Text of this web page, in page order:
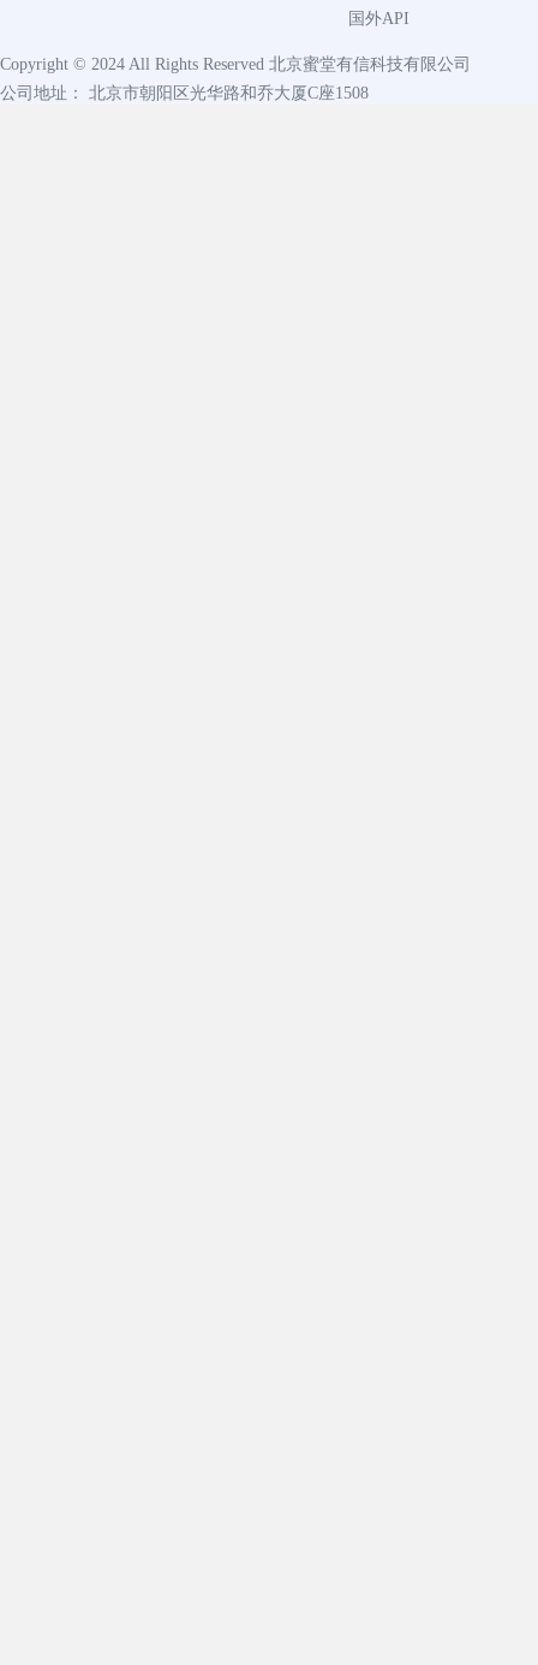
国外API
Copyright © 2024 All Rights Reserved 北京蜜堂有信科技有限公司
公司地址： 北京市朝阳区光华路和乔大厦C座1508